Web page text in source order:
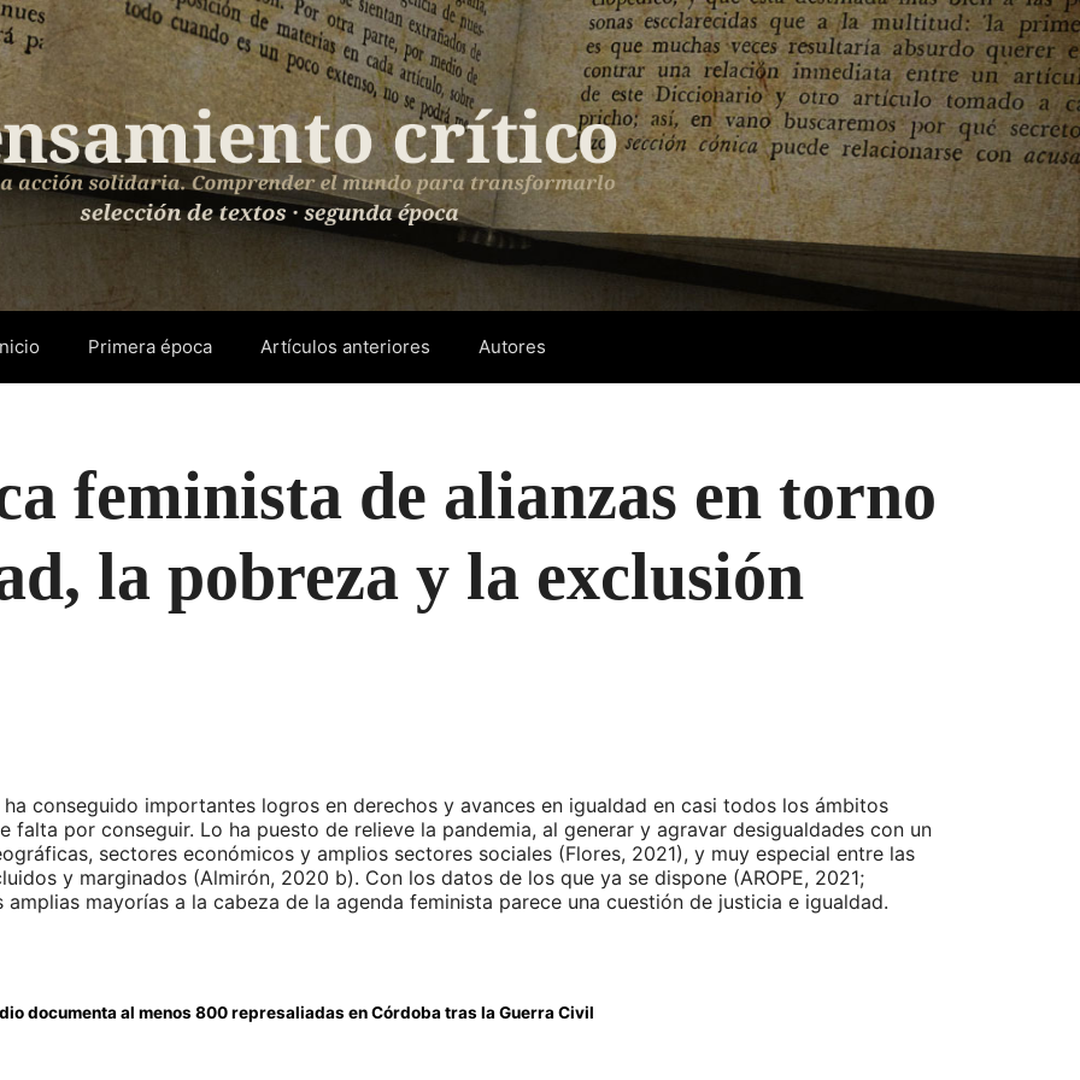
Primera época Artículos anteriores Autores
feminista de alianzas en torno
la pobreza y la exclusión
conseguido importantes logros en derechos y avances en igualdad en casi todos los ámbitos
falta por conseguir. Lo ha puesto de relieve la pandemia, al generar y agravar desigualdades con un
sectores económicos y amplios sectores sociales (Flores, 2021), y muy especial entre las
y marginados (Almirón, 2020 b). Con los datos de los que ya se dispone (AROPE, 2021;
amplias mayorías a la cabeza de la agenda feminista parece una cuestión de justicia e igualdad.
documenta al menos 800 represaliadas en Córdoba tras la Guerra Civil